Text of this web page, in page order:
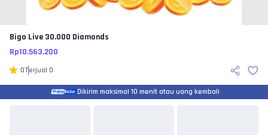
Bigo Live 30.000 Diamonds
Rp10.563.200
0Terjual 0
Dikirim maksimal 10 menit atau uang kembali